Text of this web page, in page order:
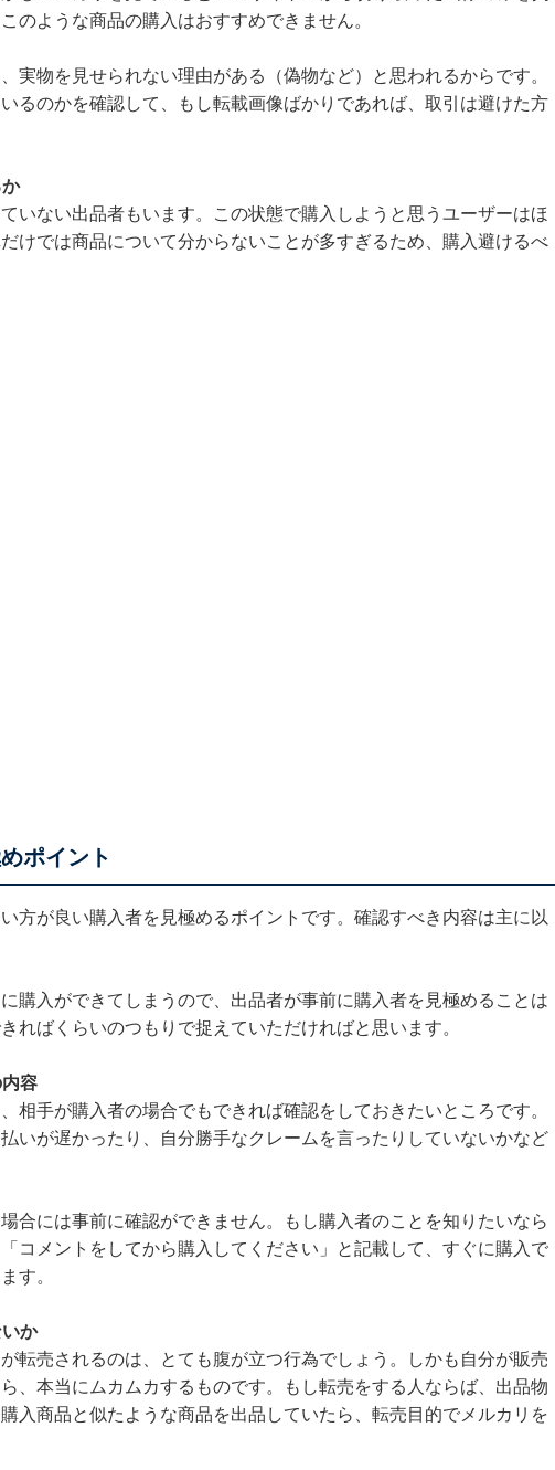
のような商品の購入はおすすめできません。
実物を見せられない理由がある（偽物など）と思われるからです。
るのかを確認して、もし転載画像ばかりであれば、取引は避けた方
いない出品者もいます。この状態で購入しようと思うユーザーはほ
けでは商品について分からないことが多すぎるため、購入避けるべ
ポイント
方が良い購入者を見極めるポイントです。確認すべき内容は主に以
購入ができてしまうので、出品者が事前に購入者を見極めることは
ればくらいのつもりで捉えていただければと思います。
容
相手が購入者の場合でもできれば確認をしておきたいところです。
いが遅かったり、自分勝手なクレームを言ったりしていないかなど
合には事前に確認ができません。もし購入者のことを知りたいなら
コメントをしてから購入してください」と記載して、すぐに購入で
す。
か
転売されるのは、とても腹が立つ行為でしょう。しかも自分が販売
、本当にムカムカするものです。もし転売をする人ならば、出品物
入商品と似たような商品を出品していたら、転売目的でメルカリを